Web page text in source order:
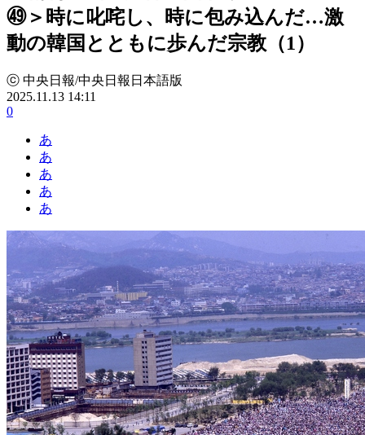
㊾＞時に叱咤し、時に包み込んだ…激
動の韓国とともに歩んだ宗教（1）
ⓒ 中央日報/中央日報日本語版
2025.11.13 14:11
0
あ
あ
あ
あ
あ